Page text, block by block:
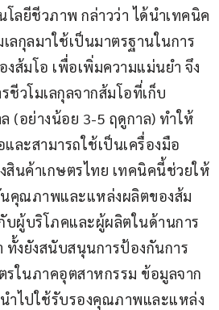
ลยีชีวภาพ กล่าวว่า ได้นำเทคนิค
ลกุลมาใช้เป็นมาตรฐานในการ
ส้มโอ เพื่อเพิ่มความแม่นยำ จึง
วโมเลกุลจากส้มโอที่เก็บ
(อย่างน้อย 3-5 ฤดูกาล) ทำให้
ละสามารถใช้เป็นเครื่องมือ
นค้าเกษตรไทย เทคนิคนี้ช่วยให้
นคุณภาพและแหล่งผลิตของส้ม
บผู้บริโภคและผู้ผลิตในด้านการ
ทั้งยังสนับสนุนการป้องกันการ
ในภาคอุตสาหกรรม ข้อมูลจาก
ำไปใช้รับรองคุณภาพและแหล่ง